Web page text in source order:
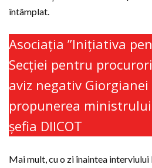
întâmplat.
Asociația ”Inițiativa
Secției pentru
aviz negativ Giorgianei
propunerea
șefia DIICOT
Mai mult, cu o zi înaintea interviului